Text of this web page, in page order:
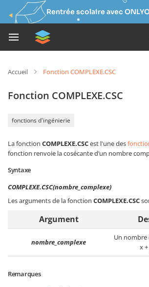
Rentrée scolaire avec
Accueil Fonction COMPLEXE.CSC
Fonction COMPLEXE.CSC
fonctions d'ingénierie
La fonction COMPLEXE.CSCest l'une des
fonction renvoie la cosécante d’un nombre
Syntaxe
COMPLEXE.CSC(nombre_complexe)
Les arguments de la fonction COMPLEXE.CSC
Argument
nombre_complexe
Un
x
Remarques